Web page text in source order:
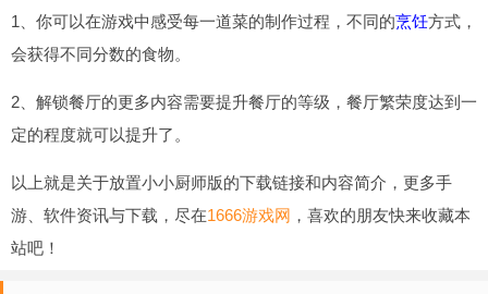
1、你可以在游戏中感受每一道菜的制作过程，不同的烹饪方式，
会获得不同分数的食物。
2、解锁餐厅的更多内容需要提升餐厅的等级，餐厅繁荣度达到一
定的程度就可以提升了。
以上就是关于放置小小厨师版的下载链接和内容简介，更多手
游、软件资讯与下载，尽在1666游戏网 ，喜欢的朋友快来收藏本
站吧！